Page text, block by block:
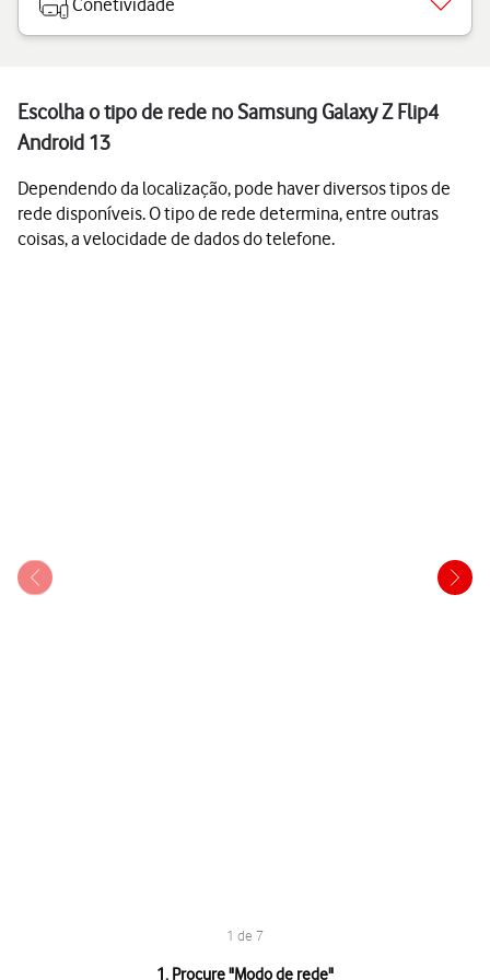
Conetividade
Escolha o tipo de rede no Samsung Galaxy Z Flip4
Android 13
Dependendo da localização, pode haver diversos tipos de
rede disponíveis. O tipo de rede determina, entre outras
coisas, a velocidade de dados do telefone.
1 de 7
1. Procure "Modo de rede"